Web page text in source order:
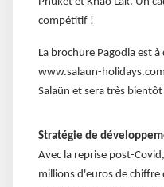
compétitif !
La brochure Pagodia est
www.salaun-
Salaün et sera très
Stratégie de
Avec la reprise post-
millions d'euros de chiffre